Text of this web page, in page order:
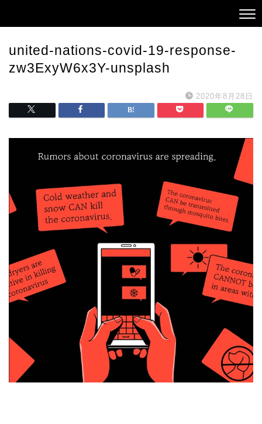
united-nations-covid-19-response-
zw3ExyW6x3Y-unsplash
2020年8月28日